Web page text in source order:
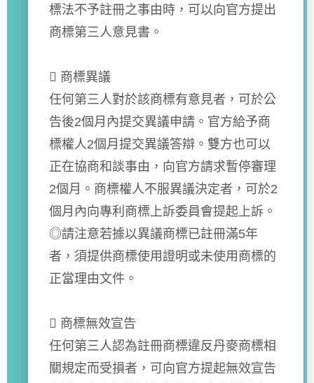
標法不予註冊之事由時，可以向官方提出
商標第三人意見書。
 商標異議
任何第三人對於該商標有意見者，可於公
告後2個月內提交異議申請。官方給予商
標權人2個月提交異議答辯。雙方也可以
正在協商和談事由，向官方請求暫停審理
2個月。商標權人不服異議決定者，可於2
個月內向專利商標上訴委員會提起上訴。
◎請注意若據以異議商標已註冊滿5年
者，須提供商標使用證明或未使用商標的
正當理由文件。
 商標無效宣告
任何第三人認為註冊商標違反丹麥商標相
關規定而受損者，可向官方提起無效宣告